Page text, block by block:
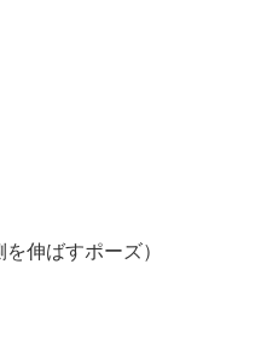
ばすポーズ）